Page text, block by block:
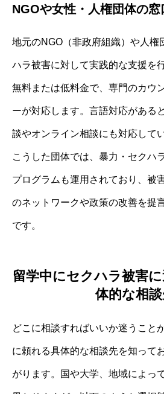
NGOや女性・人権団体の窓
地元のNGO（非政府組織）や人権
ハラ被害に対して実践的な支援を
無料または低料金で、専門のカウ
ーが対応します。言語対応がある
談やオンライン相談にも対応して
こうした団体では、暴力・セクハ
プログラムも運用されており、被
のネットワークや政策の改善を提
です。
留学中にセクハラ被害
体的な相
どこに相談すればいいか迷うこと
に頼れる具体的な相談先を知って
がります。国や大学、地域によっ